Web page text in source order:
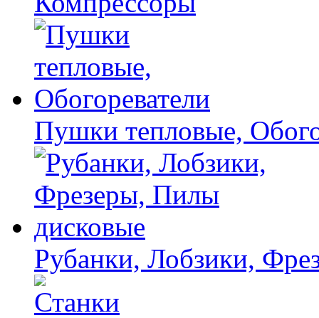
Пушки тепловые,
Рубанки, Лобзики,